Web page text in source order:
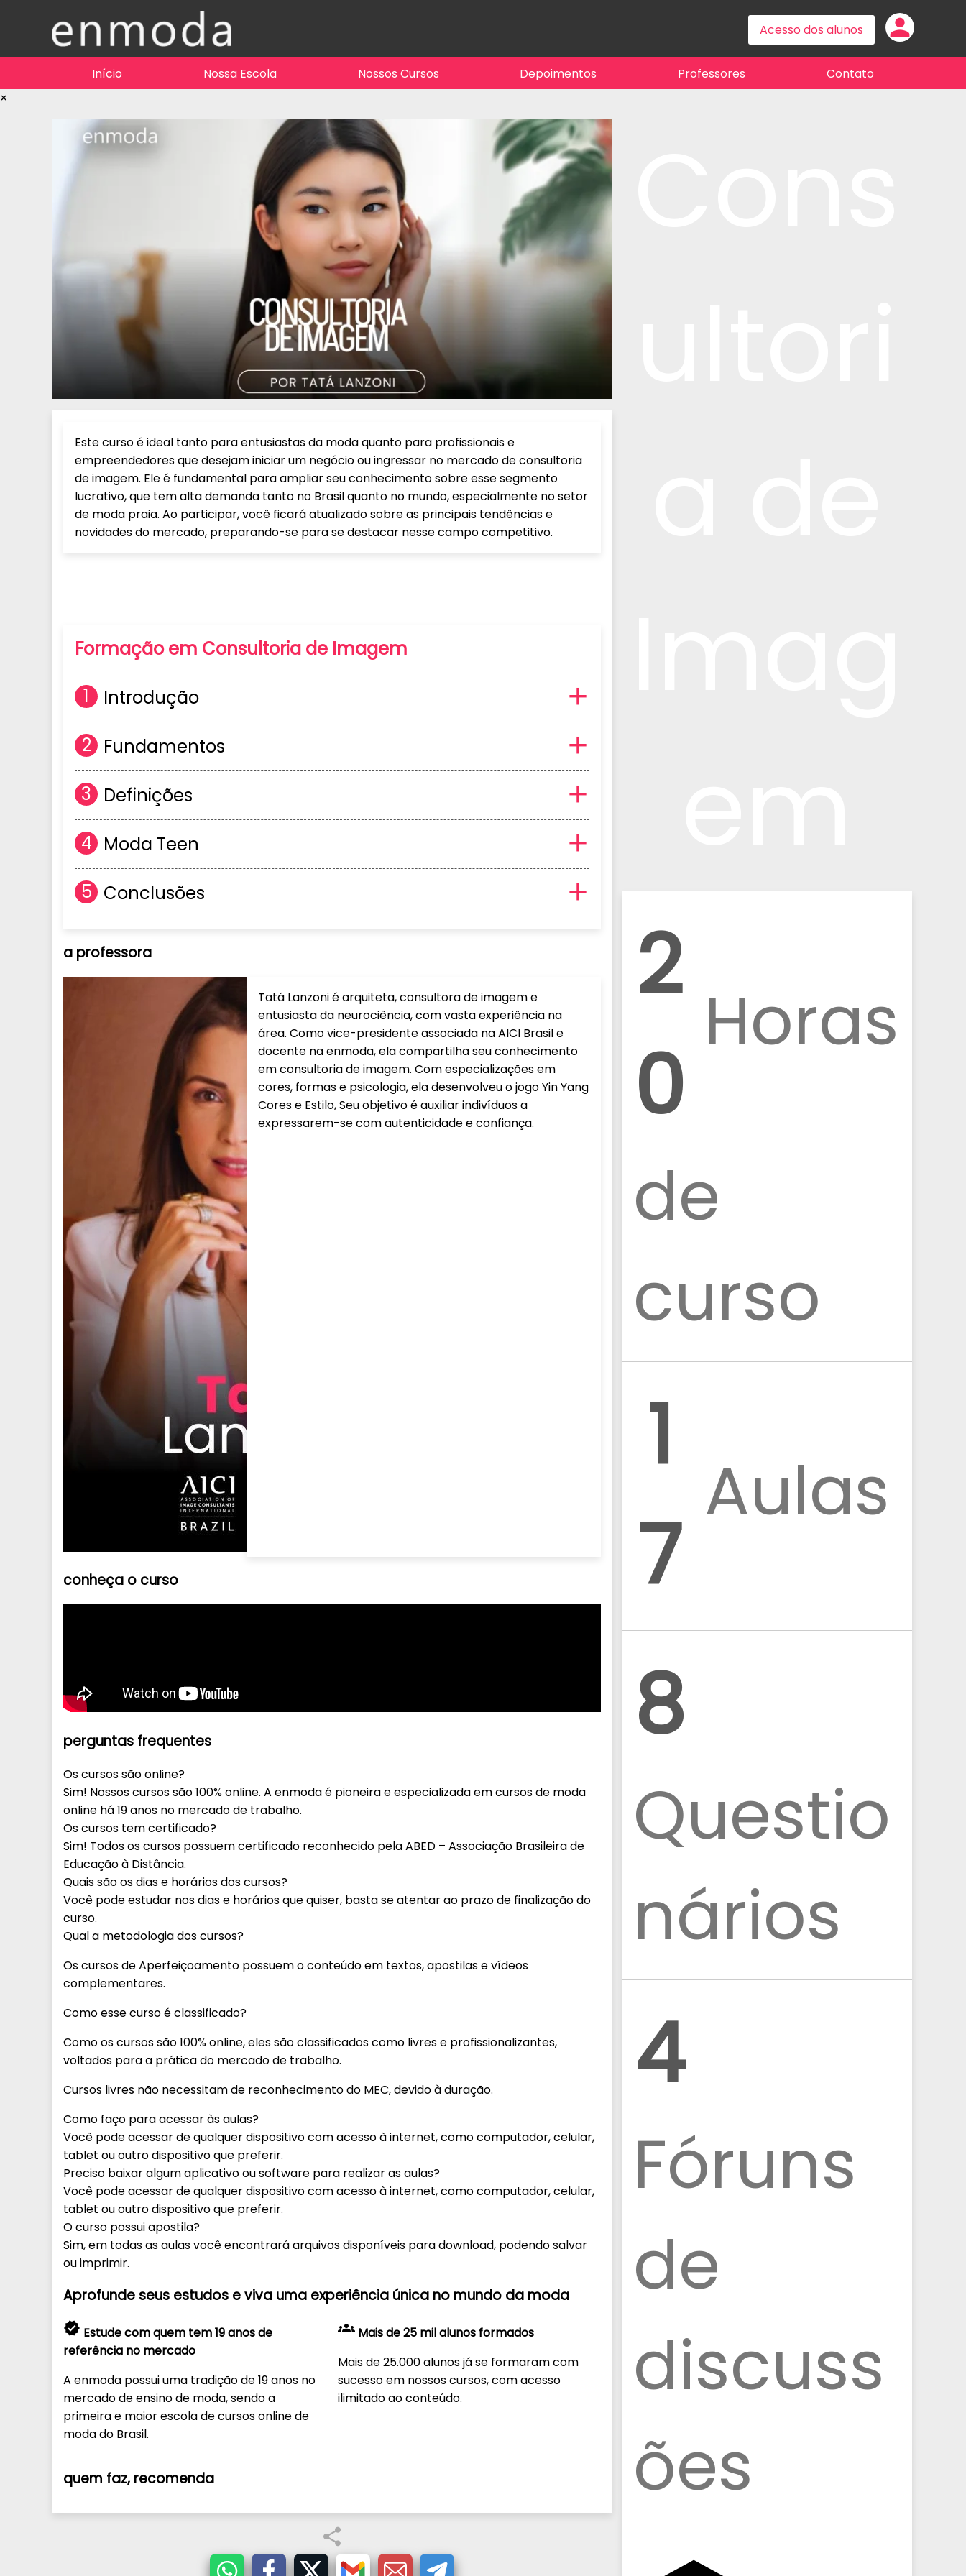
person
Início Nossa Escola Nossos Cursos Depoimentos Professores
Contato
×
Este curso é ideal tanto para entusiastas da moda quanto para profissionais e
empreendedores que desejam iniciar um negócio ou ingressar no mercado de consultoria
de imagem. Ele é fundamental para ampliar seu conhecimento sobre esse segmento
lucrativo, que tem alta demanda tanto no Brasil quanto no mundo, especialmente no setor
de moda praia. Ao participar, você ficará atualizado sobre as principais tendências e
novidades do mercado, preparando-se para se destacar nesse campo competitivo.
Formação em Consultoria de Imagem
Introdução
Fundamentos
Definições
Moda Teen
Conclusões
a professora
Tatá Lanzoni é arquiteta, consultora de imagem e
entusiasta da neurociência, com vasta experiência na
área. Como vice-presidente associada na AICI Brasil e
docente na enmoda, ela compartilha seu conhecimento
em consultoria de imagem. Com especializações em
cores, formas e psicologia, ela desenvolveu o jogo Yin Yang
Cores e Estilo, Seu objetivo é auxiliar indivíduos a
expressarem-se com autenticidade e confiança.
conheça o curso
perguntas frequentes
Os cursos são online?
Sim! Nossos cursos são 100% online. A enmoda é pioneira e especializada em cursos de moda
online há 19 anos no mercado de trabalho.
Os cursos tem certificado?
Sim! Todos os cursos possuem certificado reconhecido pela ABED – Associação Brasileira de
Educação à Distância.
Quais são os dias e horários dos cursos?
Você pode estudar nos dias e horários que quiser, basta se atentar ao prazo de finalização do
curso.
Qual a metodologia dos cursos?
Os cursos de Aperfeiçoamento possuem o conteúdo em textos, apostilas e vídeos
complementares.
Como esse curso é classificado?
Como os cursos são 100% online, eles são classificados como livres e profissionalizantes,
voltados para a prática do mercado de trabalho.
Cursos livres não necessitam de reconhecimento do MEC, devido à duração.
Como faço para acessar às aulas?
Você pode acessar de qualquer dispositivo com acesso à internet, como computador, celular,
tablet ou outro dispositivo que preferir.
Preciso baixar algum aplicativo ou software para realizar as aulas?
Você pode acessar de qualquer dispositivo com acesso à internet, como computador, celular,
tablet ou outro dispositivo que preferir.
O curso possui apostila?
Sim, em todas as aulas você encontrará arquivos disponíveis para download, podendo salvar
ou imprimir.
Aprofunde seus estudos eviva uma experiência única no mundo da moda
verified Estude com quem tem 19 anos de
referência no mercado
A enmoda possui uma tradição de 19 anos no
mercado de ensino de moda, sendo a
primeira e maior escola de cursos online de
moda do Brasil.
groups Mais de 25 mil alunos formados
Mais de 25.000 alunos já se formaram com
sucesso em nossos cursos, com acesso
ilimitado ao conteúdo.
quem faz, recomenda
2
0
Horas
de
curso
1
7
Aulas
8
Questio
nários
4
Fóruns
de
discuss
ões